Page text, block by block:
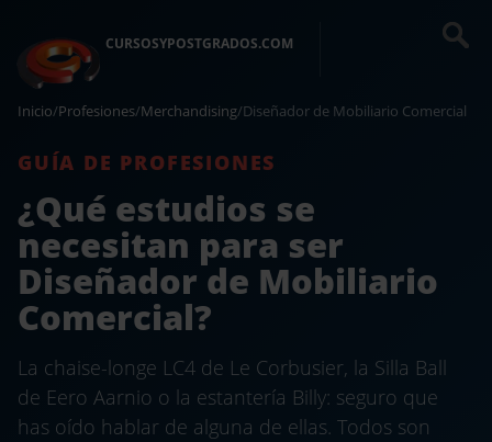
CURSOSYPOSTGRADOS.COM
Inicio/Profesiones/Merchandising/Diseñador de Mobiliario Comercial
GUÍA DE PROFESIONES
¿Qué estudios se
necesitan para ser
Diseñador de Mobiliario
Comercial?
La chaise-longe LC4 de Le Corbusier, la Silla Ball
de Eero Aarnio o la estantería Billy: seguro que
has oído hablar de alguna de ellas. Todos son